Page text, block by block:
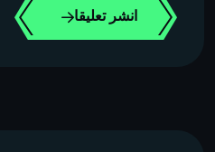
انشر تعليقا